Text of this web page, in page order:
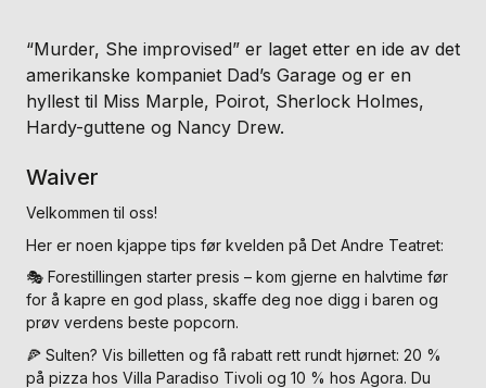
“Murder, She improvised” er laget etter en ide av det
amerikanske kompaniet Dad’s Garage og er en
hyllest til Miss Marple, Poirot, Sherlock Holmes,
Hardy-guttene og Nancy Drew.
Waiver
Velkommen til oss!
Her er noen kjappe tips før kvelden på Det Andre Teatret:
🎭 Forestillingen starter presis – kom gjerne en halvtime før
for å kapre en god plass, skaffe deg noe digg i baren og
prøv verdens beste popcorn.
🍕 Sulten? Vis billetten og få rabatt rett rundt hjørnet: 20 %
på pizza hos Villa Paradiso Tivoli og 10 % hos Agora. Du